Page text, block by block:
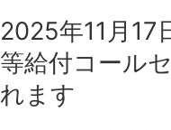
2025年11月17
等給付コール
れます